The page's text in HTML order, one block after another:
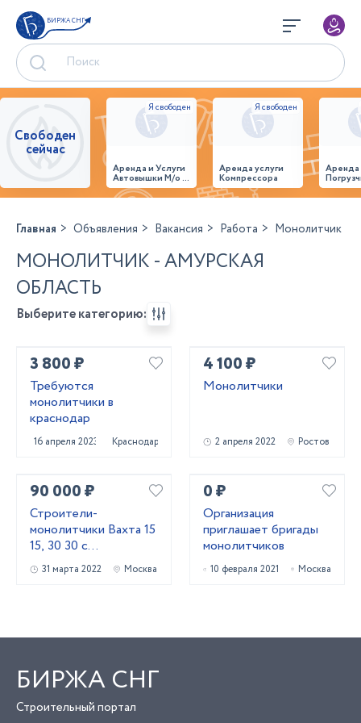
БИРЖА СНГ
Свободен
сейчас
Аренда и Услуги
Автовышки М/о г.
Домодедово
26,28,32 место
Аренда услуги
Компрессора
Главная Объявления Вакансия Работа Монолитчик
МОНОЛИТЧИК - АМУРСКАЯ
ОБЛАСТЬ
Выберите категорию:
3 800 ₽
Требуются
монолитчики в
краснодар
16 апреля 2023 Краснодар
4 100 ₽
Монолитчики
2 апреля 2022 Ростов
90 000 ₽
Строители-
монолитчики Вахта 15
15, 30 30 с
проживанием,
питанием
31 марта 2022 Москва
0 ₽
Организация
приглашает бригады
монолитчиков
10 февраля 2021 Москва
БИРЖА СНГ
Строительный портал